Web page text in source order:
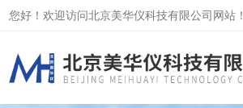
您好！欢迎访问北京美华仪科技有限公司网站！